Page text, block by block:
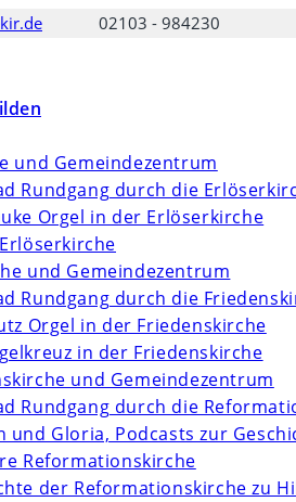
02103 - 984230
und Gemeindezentrum
Rundgang durch die
Orgel in der Erlöserkirche
und Gemeindezentrum
Rundgang durch die
Orgel in der Friedenskirche
in der Friedenskirche
und Gemeindezentrum
Rundgang durch die
und Gloria, Podcasts zur
Reformationskirche
der Reformationskirche zu